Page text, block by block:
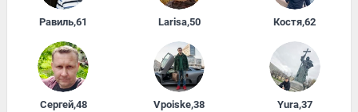
Равиль,61 Larisa,50 Костя,62
Сергей,48 Vpoiske,38 Yura,37